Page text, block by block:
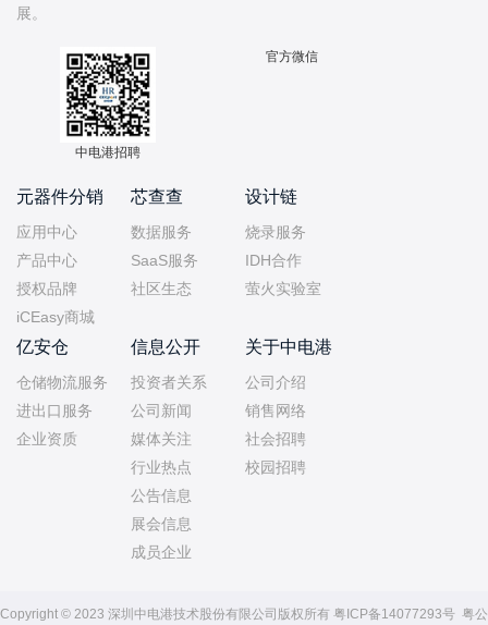
中电港招聘
官方微信
元器件分销
应用中心
产品中心
授权品牌
iCEasy商城
芯查查
数据服务
SaaS服务
社区生态
设计链
烧录服务
IDH合作
萤火实验室
亿安仓
仓储物流服务
进出口服务
企业资质
信息公开
投资者关系
公司新闻
媒体关注
行业热点
公告信息
展会信息
成员企业
关于中电港
公司介绍
销售网络
社会招聘
校园招聘
Copyright © 2023 深圳中电港技术股份有限公司版权所有 粤ICP备14077293号 粤公